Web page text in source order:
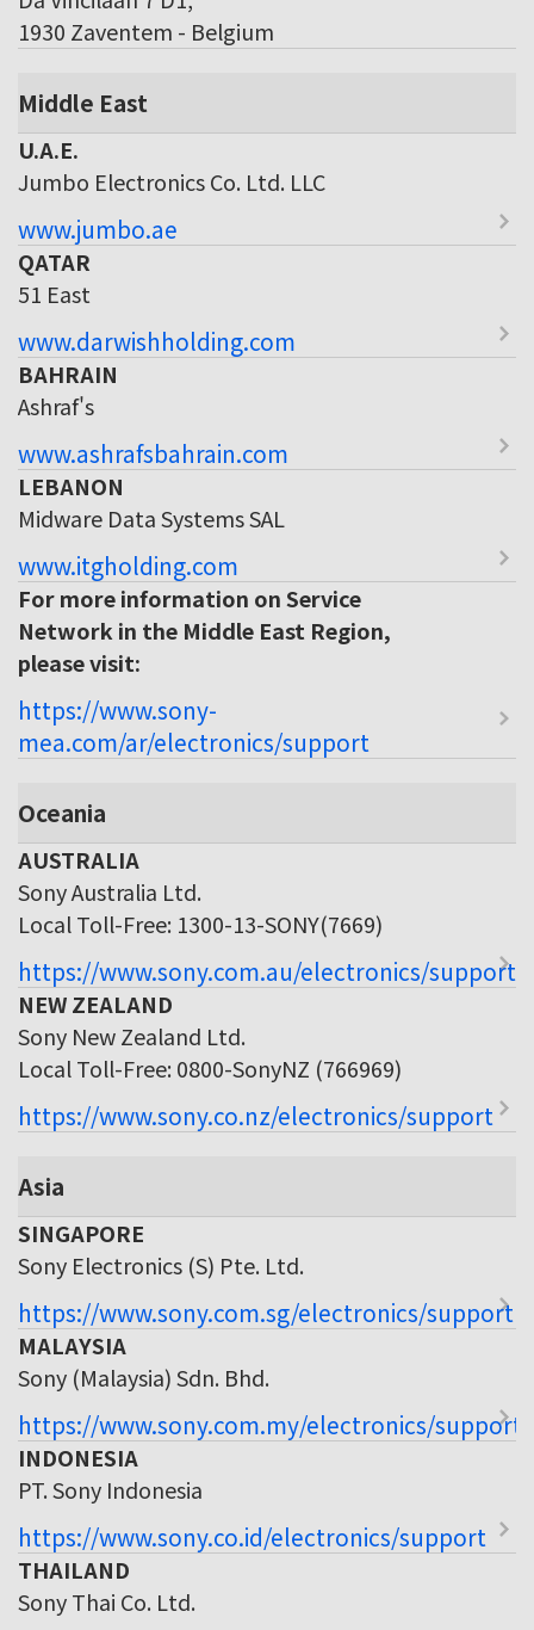
1930 Zaventem - Belgium
Middle East
U.A.E.
Jumbo Electronics Co. Ltd. LLC
www.jumbo.ae
QATAR
51 East
www.darwishholding.com
BAHRAIN
Ashraf's
www.ashrafsbahrain.com
LEBANON
Midware Data Systems SAL
www.itgholding.com
For more information on Service
Network in the Middle East Region,
please visit:
https://www.sony-
mea.com/ar/electronics/support
Oceania
AUSTRALIA
Sony Australia Ltd.
Local Toll-Free: 1300-13-SONY(7669)
https://www.sony.com.au/electronics/support
NEW ZEALAND
Sony New Zealand Ltd.
Local Toll-Free: 0800-SonyNZ (766969)
https://www.sony.co.nz/electronics/support
Asia
SINGAPORE
Sony Electronics (S) Pte. Ltd.
https://www.sony.com.sg/electronics/support
MALAYSIA
Sony (Malaysia) Sdn. Bhd.
https://www.sony.com.my/electronics/support
INDONESIA
PT. Sony Indonesia
https://www.sony.co.id/electronics/support
THAILAND
Sony Thai Co. Ltd.